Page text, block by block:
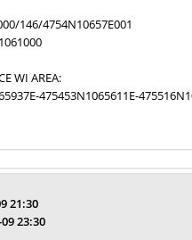
146/4754N10657E001
WI AREA:
475453N1065611E-
21:30
23:30